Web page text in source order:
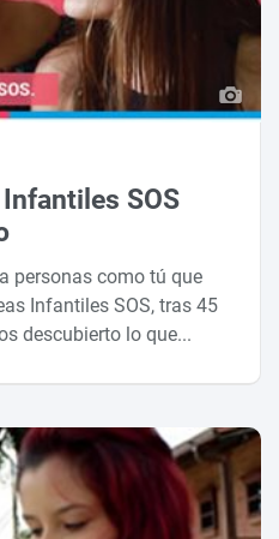
SOS
personas como tú que
Infantiles SOS, tras 45
descubierto lo que...